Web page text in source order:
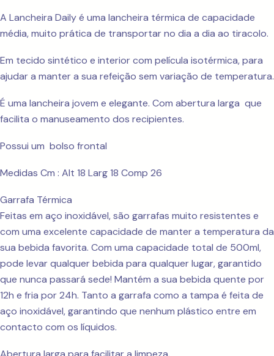
A Lancheira Daily é uma lancheira térmica de capacidade
média, muito prática de transportar no dia a dia ao tiracolo.
Em tecido sintético e interior com película isotérmica, para
ajudar a manter a sua refeição sem variação de temperatura.
É uma lancheira jovem e elegante. Com abertura larga que
facilita o manuseamento dos recipientes.
Possui um bolso frontal
Medidas Cm : Alt 18 Larg 18 Comp 26
Garrafa Térmica
Feitas em aço inoxidável, são garrafas muito resistentes e
com uma excelente capacidade de manter a temperatura da
sua bebida favorita. Com uma capacidade total de 500ml,
pode levar qualquer bebida para qualquer lugar, garantido
que nunca passará sede! Mantém a sua bebida quente por
12h e fria por 24h. Tanto a garrafa como a tampa é feita de
aço inoxidável, garantindo que nenhum plástico entre em
contacto com os líquidos.